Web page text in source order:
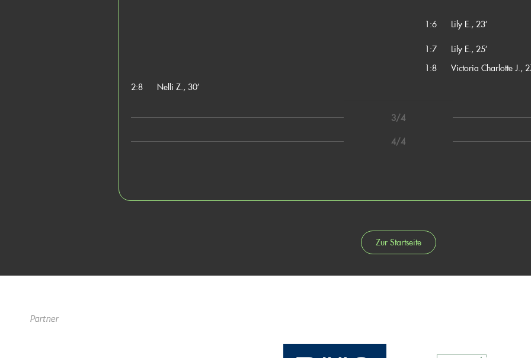
1:6 Lily E., 23’
1:7
Lily E., 25’
1:8
Victoria Charlotte J.,
2:8
Nelli Z., 30’
3/4
4/4
Zur Startseite
Partner